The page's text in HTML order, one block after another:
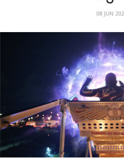
08 JUN